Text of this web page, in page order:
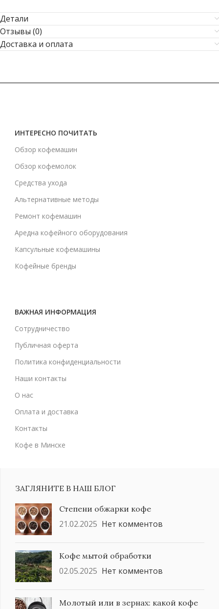
Детали
Отзывы (0)
Доставка и оплата
ИНТЕРЕСНО ПОЧИТАТЬ
Обзор кофемашин
Обзор кофемолок
Средства ухода
Альтернативные методы
Ремонт кофемашин
Аредна кофейного оборудования
Капсульные кофемашины
Кофейные бренды
ВАЖНАЯ ИНФОРМАЦИЯ
Сотрудничество
Публичная оферта
Политика конфиденциальности
Наши контакты
О нас
Оплата и доставка
Контакты
Кофе в Минске
ЗАГЛЯНИТЕ В НАШ БЛОГ
Степени обжарки кофе
21.02.2025 Нет комментов
Кофе мытой обработки
02.05.2025 Нет комментов
Молотый или в зернах: какой кофе